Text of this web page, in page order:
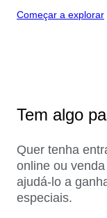
Começar a explorar
Tem algo
Quer tenha
online ou
ajudá-lo a
especiais.